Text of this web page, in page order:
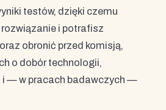
testów, dzięki czemu
rozwiązanie i potrafisz
obronić przed komisją,
o dobór technologii,
i — w pracach badawczych —